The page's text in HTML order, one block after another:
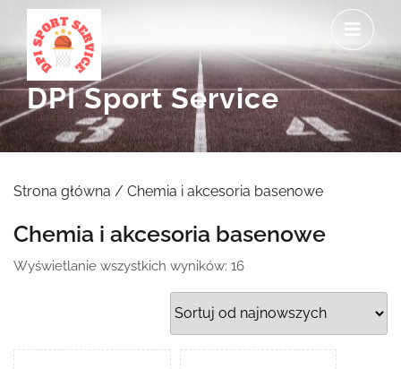
content
DPI Sport Service
Strona główna / Chemia i akcesoria basenowe
Chemia i akcesoria basenowe
Wyświetlanie wszystkich wyników: 16Posortowane
według
najnowszych